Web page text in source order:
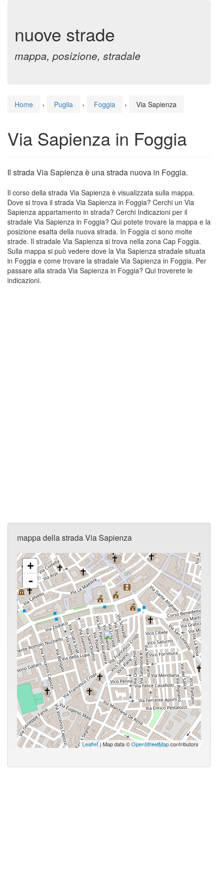
nuove strade
mappa, posizione, stradale
Home › Puglia › Foggia › Via Sapienza
Via Sapienza in Foggia
Il strada Via Sapienza è una strada nuova in Foggia.
Il corso della strada Via Sapienza è visualizzata sulla mappa.
Dove si trova il strada Via Sapienza in Foggia? Cerchi un Via
Sapienza appartamento in strada? Cerchi Indicazioni per il
stradale Via Sapienza in Foggia? Qui potete trovare la mappa e la
posizione esatta della nuova strada. In Foggia ci sono molte
strade. Il stradale Via Sapienza si trova nella zona Cap Foggia.
Sulla mappa si può vedere dove la Via Sapienza stradale situata
in Foggia e come trovare la stradale Via Sapienza in Foggia. Per
passare alla strada Via Sapienza in Foggia? Qui troverete le
indicazioni.
mappa della strada Via Sapienza
+
-
Leaflet| Map data ©OpenStreetMapcontributors